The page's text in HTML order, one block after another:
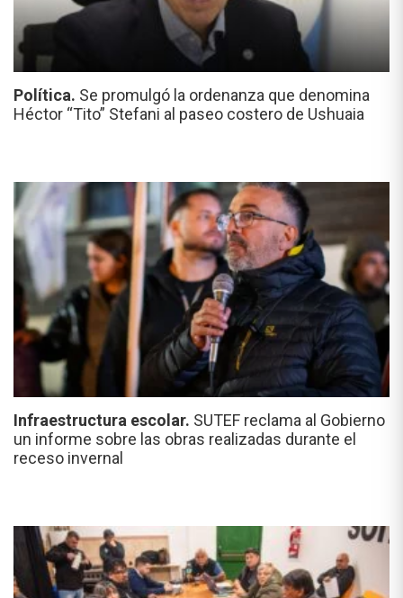
Política. Se promulgó la ordenanza que denomina
Héctor “Tito” Stefani al paseo costero de Ushuaia
Infraestructura escolar. SUTEF reclama al Gobierno
un informe sobre las obras realizadas durante el
receso invernal